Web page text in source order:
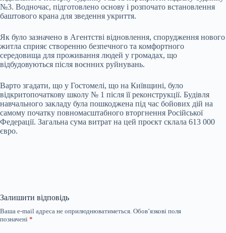
№3. Водночас, підготовлено основу і розпочато встановлення
баштового крана для зведення укриття.
Як було зазначено в Агентстві відновлення, спорудження нового
житла сприяє створенню безпечного та комфортного
середовища для проживання людей у громадах, що
відбудовуються після воєнних руйнувань.
Варто згадати, що у Гостомелі, що на Київщині, було
відкритопочаткову школу № 1 після її реконструкції. Будівля
навчального закладу була пошкоджена під час бойових дій на
самому початку повномасштабного вторгнення Російської
Федерації. Загальна сума витрат на цей проєкт склала 613 000
євро.
Залишити відповідь
Ваша e-mail адреса не оприлюднюватиметься. Обов’язкові поля
позначені *